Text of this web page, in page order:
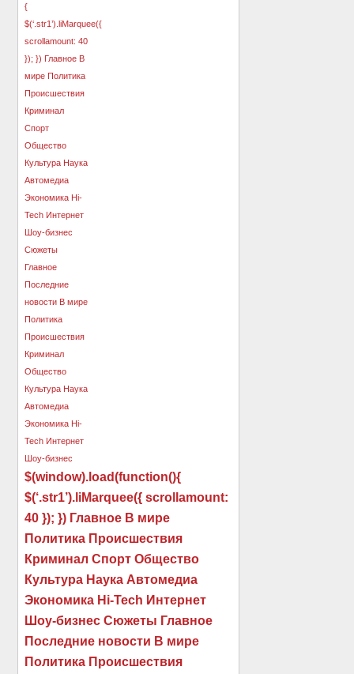
$(window).load(function(){
$(‘.str1’).liMarquee({ scrollamount:
40 }); }) Главное В мире
Политика Происшествия
Криминал Спорт Общество
Культура Наука Автомедиа
Экономика Hi-Tech Интернет
Шоу-бизнес Сюжеты Главное
Последние новости В мире
Политика Происшествия